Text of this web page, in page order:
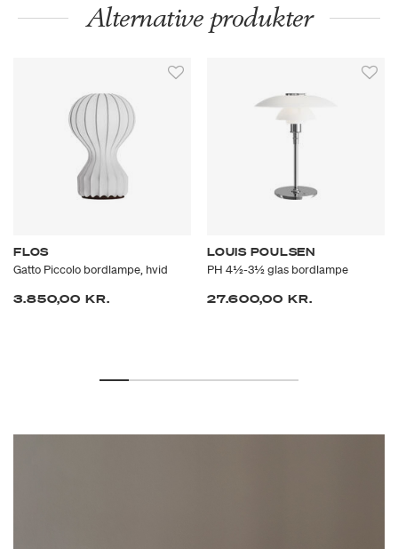
Alternative produkter
FLOS
Gatto Piccolo bordlampe, hvid
3.850,00 KR.
LOUIS POULSEN
PH 4½-3½ glas bordlampe
27.600,00 KR.